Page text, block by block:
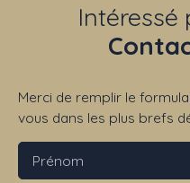
Intéressé
Merci de remplir le
vous dans les plus brefs
Prénom